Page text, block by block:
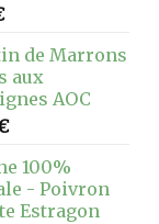
de Marrons
aux
AOC
100%
- Poivron
Estragon